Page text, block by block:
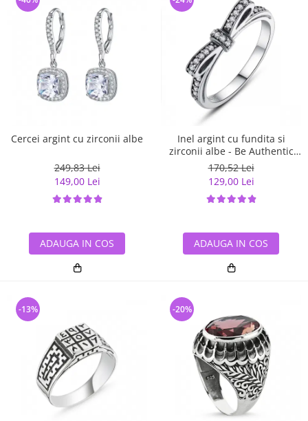
Cercei argint cu zirconii albe
249,83 Lei
149,00 Lei
ADAUGA IN COS
Inel argint cu fundita si
zirconii albe - Be Authentic
IST0007
170,52 Lei
129,00 Lei
ADAUGA IN COS
-13% -20%